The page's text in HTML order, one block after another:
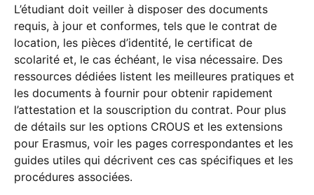
L’étudiant doit veiller à disposer des documents
requis, à jour et conformes, tels que le contrat de
location, les pièces d’identité, le certificat de
scolarité et, le cas échéant, le visa nécessaire. Des
ressources dédiées listent les meilleures pratiques et
les documents à fournir pour obtenir rapidement
l’attestation et la souscription du contrat. Pour plus
de détails sur les options CROUS et les extensions
pour Erasmus, voir les pages correspondantes et les
guides utiles qui décrivent ces cas spécifiques et les
procédures associées.